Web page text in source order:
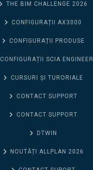
THE BIM CHALLENGE 2026
CONFIGURAȚII AX3000
CONFIGURAȚII PRODUSE
CONFIGURAȚII SCIA ENGINEER
CURSURI ȘI TURORIALE
CONTACT SUPPORT
CONTACT SUPPORT
DTWIN
NOUTĂȚI ALLPLAN 2026